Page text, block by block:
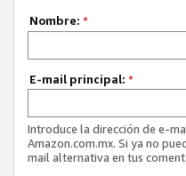
Nombre: *
E-mail principal: *
Introduce la dirección de e-
Amazon.com.mx. Si ya no
mail alternativa en tus